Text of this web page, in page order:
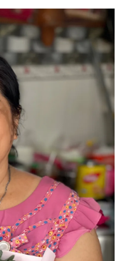
Phạm Quốc Thắng,
355 932